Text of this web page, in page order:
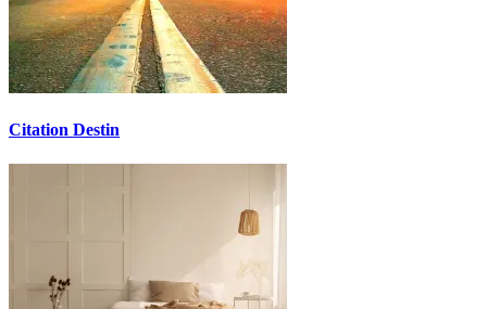
Citation Destin